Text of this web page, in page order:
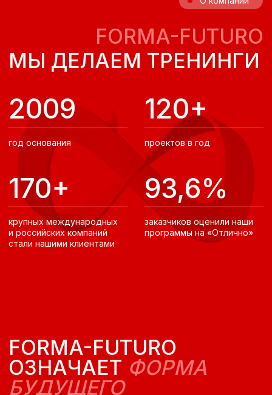
НАШИ КЛИЕНТЫ —
КРУПНЫЕ КОМПАНИИ,
ВХОДЯЩИЕ В РЕЙТИНГ
WORLD FORTUNE 500,
И В РЕЙТИНГ 200
КРУПНЕЙШИХ
РОССИЙСКИХ КОМПАНИЙ
• Добыча сырья и производство • Банки и финансовые услуги • FMСG
НАС РЕКОМЕНДУЮТ
Отзывы